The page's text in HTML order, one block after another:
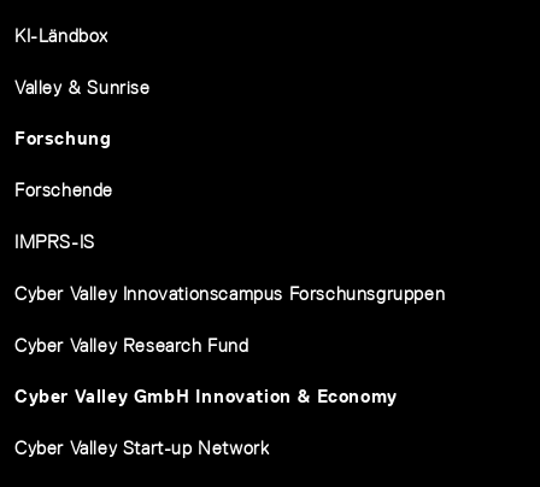
KI-Ländbox
Valley & Sunrise
Forschung
Forschende
IMPRS-IS
Cyber Valley Innovationscampus Forschunsgruppen
Cyber Valley Research Fund
Cyber Valley GmbH Innovation & Economy
Cyber Valley Start-up Network